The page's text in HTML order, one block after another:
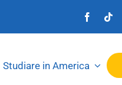
Studiare in America